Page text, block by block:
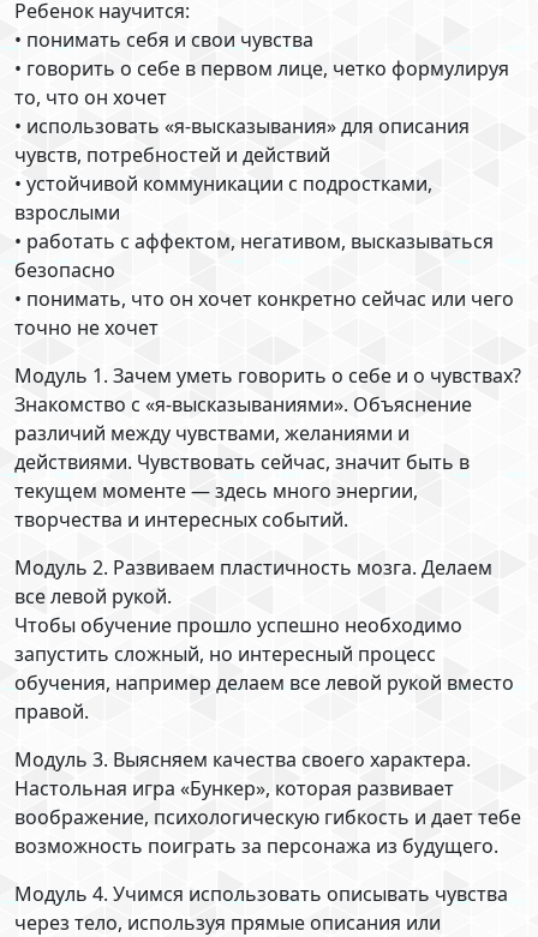
Ребенок научится:
• понимать себя и свои чувства
• говорить о себе в первом лице, четко формулируя
то, что он хочет
• использовать «я-высказывания» для описания
чувств, потребностей и действий
• устойчивой коммуникации с подростками,
взрослыми
• работать с аффектом, негативом, высказываться
безопасно
• понимать, что он хочет конкретно сейчас или чего
точно не хочет
Модуль 1. Зачем уметь говорить о себе и о чувствах?
Знакомство с «я-высказываниями». Объяснение
различий между чувствами, желаниями и
действиями. Чувствовать сейчас, значит быть в
текущем моменте — здесь много энергии,
творчества и интересных событий.
Модуль 2. Развиваем пластичность мозга. Делаем
все левой рукой.
Чтобы обучение прошло успешно необходимо
запустить сложный, но интересный процесс
обучения, например делаем все левой рукой вместо
правой.
Модуль 3. Выясняем качества своего характера.
Настольная игра «Бункер», которая развивает
воображение, психологическую гибкость и дает тебе
возможность поиграть за персонажа из будущего.
Модуль 4. Учимся использовать описывать чувства
через тело, используя прямые описания или